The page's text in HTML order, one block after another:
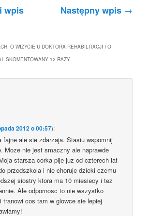
wpis Następny wpis →
O WIZYCIE U DOKTORA REHABILITACJI I O
SKOMENTOWANY 12 RAZY
2012 o 00:57):
fajne ale sie zdarzaja. Stasiu wspomnij
Moze nie jest smaczny ale naprawde
starsza corka pije juz od czterech lat
przedszkola i nie choruje dzieki czemu
siostry ktora ma 10 miesiecy i tez
Ale odpornosc to nie wszystko
tranowi cos tam w glowce sie lepiej